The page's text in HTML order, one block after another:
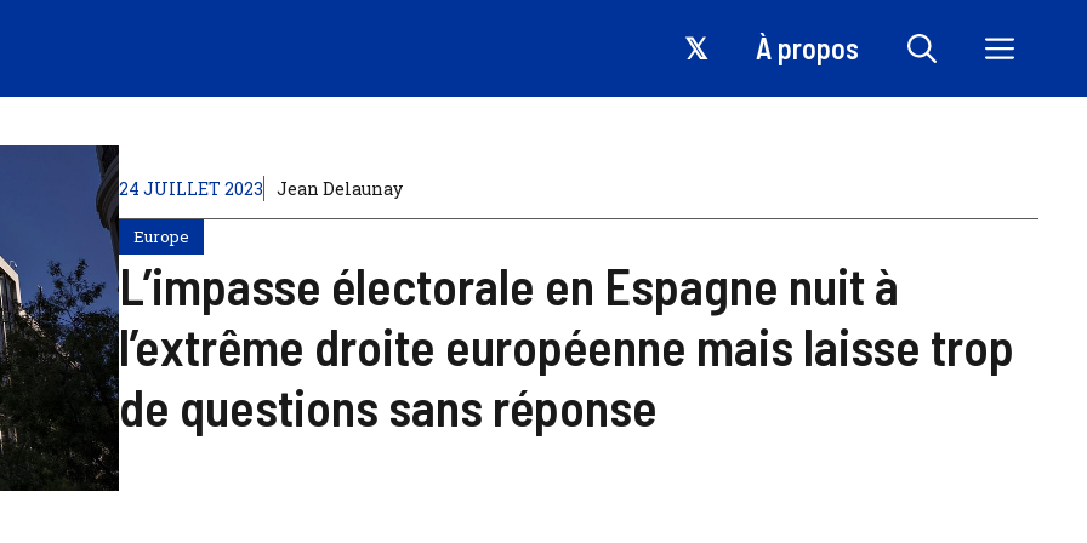
𝕏 À propos
24 JUILLET 2023 Jean Delaunay
Europe
L’impasse électorale en Espagne nuit à
l’extrême droite européenne mais laisse trop
de questions sans réponse